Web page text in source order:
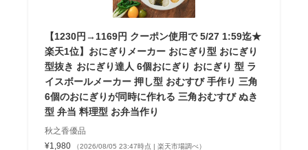
【1230円→1169円 クーポン使用で 5/27 1:59迄★
楽天1位】おにぎりメーカー おにぎり型 おにぎり
型抜き おにぎり達人 6個おにぎり おにぎり 型 ラ
イスボールメーカー 押し型 おむすび 手作り 三角
6個のおにぎりが同時に作れる 三角おむすび ぬき
型 弁当 料理型 お弁当作り
秋之香優品
¥1,980
（2026/08/05 23:47時点 | 楽天市場調べ）